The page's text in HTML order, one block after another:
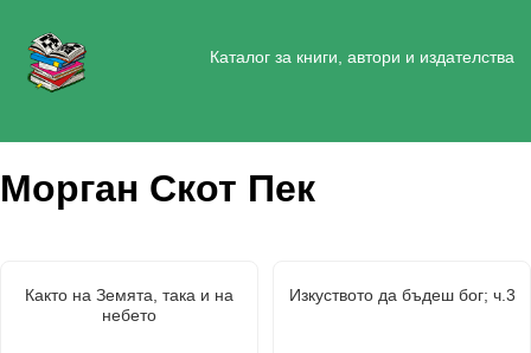
Каталог за книги, автори и издателства
Морган Скот Пек
Както на Земята, така и на
небето
Изкуството да бъдеш бог; ч.3